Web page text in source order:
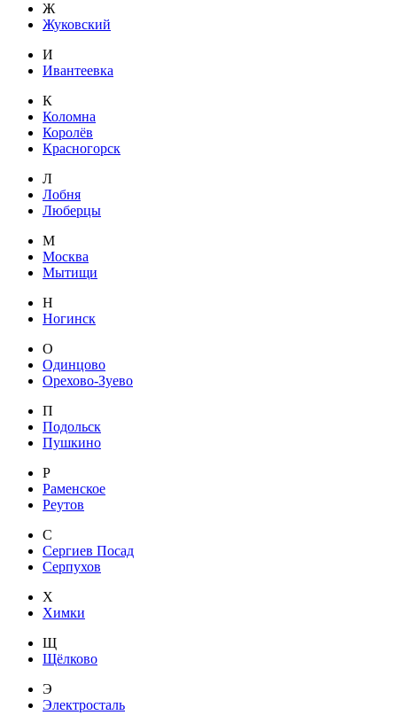
Ж
Жуковский
И
Ивантеевка
К
Коломна
Королёв
Красногорск
Л
Лобня
Люберцы
М
Москва
Мытищи
Н
Ногинск
О
Одинцово
Орехово-Зуево
П
Подольск
Пушкино
Р
Раменское
Реутов
С
Сергиев Посад
Серпухов
Х
Химки
Щ
Щёлково
Э
Электросталь